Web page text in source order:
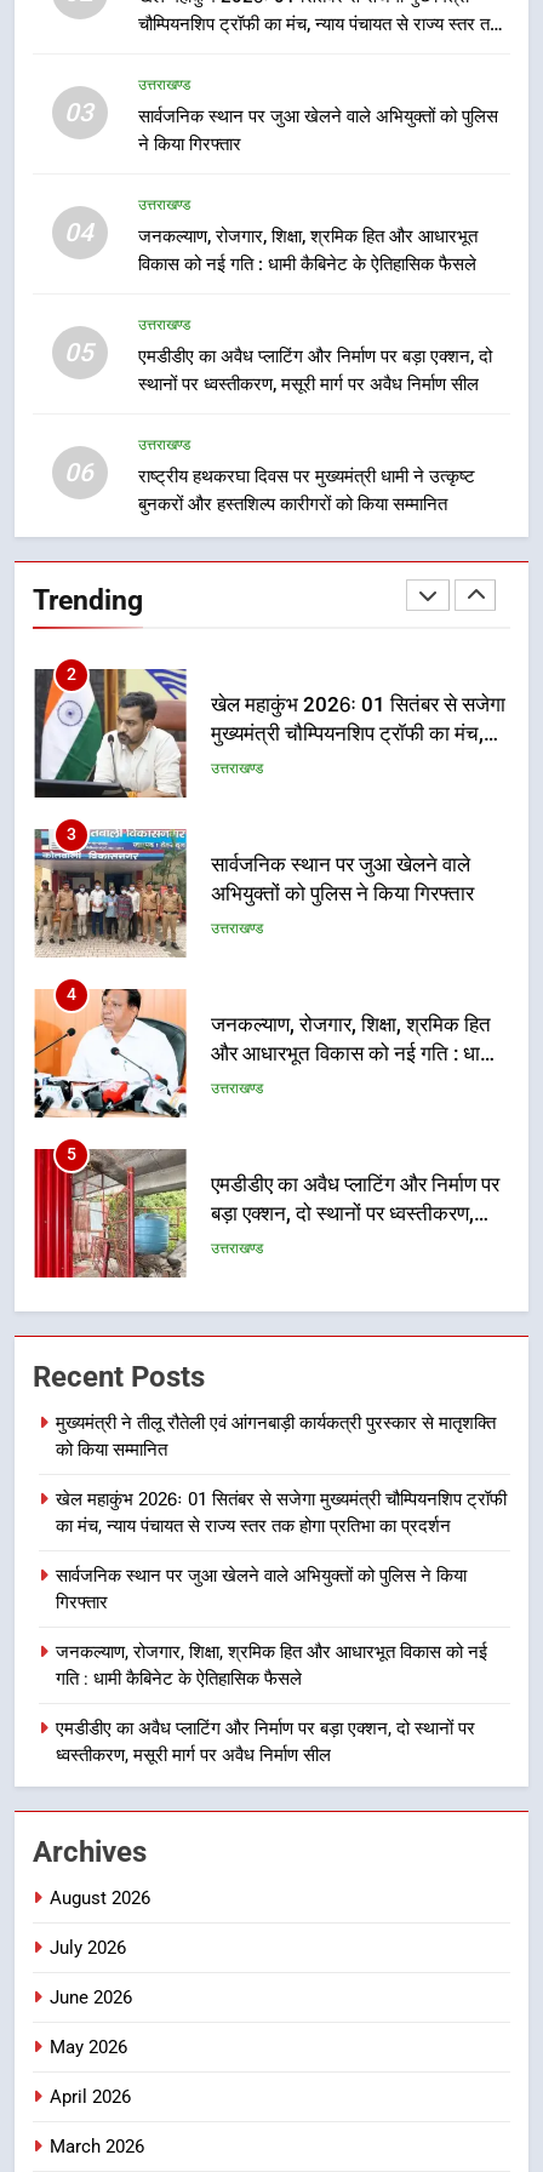
चौम्पियनशिप ट्रॉफी का मंच, न्याय पंचायत से राज्य स्तर तक
03
उत्तराखण्ड
सार्वजनिक स्थान पर जुआ खेलने वाले अभियुक्तों को पुलिस
ने किया गिरफ्तार
04
उत्तराखण्ड
जनकल्याण, रोजगार, शिक्षा, श्रमिक हित और आधारभूत
विकास को नई गति : धामी कैबिनेट के ऐतिहासिक फैसले
05
उत्तराखण्ड
एमडीडीए का अवैध प्लाटिंग और निर्माण पर बड़ा एक्शन, दो
स्थानों पर ध्वस्तीकरण, मसूरी मार्ग पर अवैध निर्माण सील
06
उत्तराखण्ड
राष्ट्रीय हथकरघा दिवस पर मुख्यमंत्री धामी ने उत्कृष्ट
बुनकरों और हस्तशिल्प कारीगरों को किया सम्मानित
Trending
फेरबदल, नई कार्यकारिणी और समितियों
का गठन
उत्तराखण्ड
8
मुख्यमंत्री धामी बोले- युवाओं को रोजगार
देना सरकार की सर्वोच्च प्राथमिकता, आने
1
सम्मानित
उत्तराखण्ड
2
मुख्यमंत्री चौम्पियनशिप ट्रॉफी का मंच,
3
सार्वजनिक स्थान पर जुआ खेलने वाले
अभियुक्तों को पुलिस ने किया गिरफ्तार
4
जनकल्याण, रोजगार, शिक्षा, श्रमिक हित
और आधारभूत विकास को नई गति : धामी
एमडीडीए का अवैध प्लाटिंग और निर्माण पर
बड़ा एक्शन, दो स्थानों पर ध्वस्तीकरण,
6
राष्ट्रीय हथकरघा दिवस पर मुख्यमंत्री
धामी ने उत्कृष्ट बुनकरों और हस्तशिल्प
7
का गठन
उत्तराखण्ड
8
मुख्यमंत्री धामी बोले- युवाओं को रोजगार
देना सरकार की सर्वोच्च प्राथमिकता, आने
वाले महीनों में हजारों पदों पर की जाएगी
1
मुख्यमंत्री ने तीलू रौतेली एवं आंगनबाड़ी
कार्यकत्री पुरस्कार से मातृशक्ति को किया
सम्मानित
उत्तराखण्ड
4
Recent Posts
मुख्यमंत्री ने तीलू रौतेली एवं आंगनबाड़ी कार्यकत्री पुरस्कार से मातृशक्ति
को किया सम्मानित
खेल महाकुंभ 2026ः 01 सितंबर से सजेगा मुख्यमंत्री चौम्पियनशिप ट्रॉफी
का मंच, न्याय पंचायत से राज्य स्तर तक होगा प्रतिभा का प्रदर्शन
सार्वजनिक स्थान पर जुआ खेलने वाले अभियुक्तों को पुलिस ने किया
गिरफ्तार
जनकल्याण, रोजगार, शिक्षा, श्रमिक हित और आधारभूत विकास को नई
गति : धामी कैबिनेट के ऐतिहासिक फैसले
एमडीडीए का अवैध प्लाटिंग और निर्माण पर बड़ा एक्शन, दो स्थानों पर
ध्वस्तीकरण, मसूरी मार्ग पर अवैध निर्माण सील
Archives
August 2026
July 2026
June 2026
May 2026
April 2026
March 2026